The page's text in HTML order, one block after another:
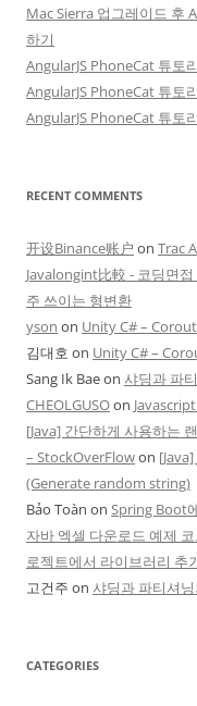
Mac Sierra 업그레이드 후
하기
AngularJS PhoneCat 튜토
AngularJS PhoneCat 튜토
AngularJS PhoneCat 튜토
RECENT COMMENTS
开设Binance账户 on Trac
Javalongint比較 - 코딩면
주 쓰이는 형변환
yson on Unity C# –
김대호 on Unity C# –
Sang Ik Baeon 샤딩과 파
CHEOLGUSOon
[Java] 간단하게 사용하는
– StockOverFlowon
(Generate random string)
Bảo Toàn on Spring Boot
자바 엑셀 다운로드 예제
로젝트에서 라이브러리 추
고건주 on 샤딩과 파티셔
CATEGORIES